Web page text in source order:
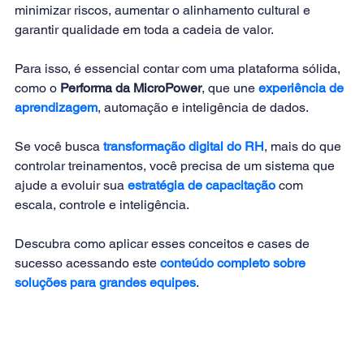
minimizar riscos, aumentar o alinhamento cultural e
garantir qualidade em toda a cadeia de valor.
Para isso, é essencial contar com uma plataforma sólida,
como o Performa da MicroPower, que une experiência de
aprendizagem, automação e inteligência de dados.
Se você busca transformação digital do RH, mais do que
controlar treinamentos, você precisa de um sistema que
ajude a evoluir sua estratégia de capacitação com
escala, controle e inteligência.
Descubra como aplicar esses conceitos e cases de
sucesso acessando este conteúdo completo sobre
soluções para grandes equipes.